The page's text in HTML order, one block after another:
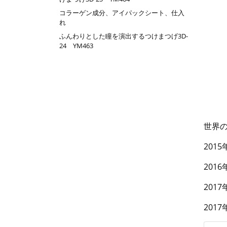
世界
2015
2016
2017
2017
コラーゲン成分、アイパックシート、仕入
れ
ふんわりとした瞳を演出するつけまつげ3D-
24 YM463